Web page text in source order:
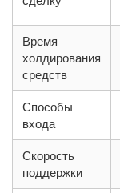
Время
холдирования
средств
Способы
входа
Скорость
поддержки